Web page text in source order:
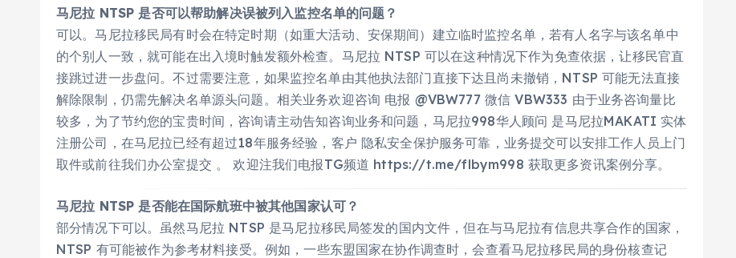
马尼拉 NTSP 是否可以帮助解决误被列入监控名单的问题？
可以。马尼拉移民局有时会在特定时期（如重大活动、安保期间）建立临时监控名单，若有人名字与该名单中
的个别人一致，就可能在出入境时触发额外检查。马尼拉 NTSP 可以在这种情况下作为免查依据，让移民官直
接跳过进一步盘问。不过需要注意，如果监控名单由其他执法部门直接下达且尚未撤销，NTSP 可能无法直接
解除限制，仍需先解决名单源头问题。相关业务欢迎咨询 电报 @VBW777 微信 VBW333 由于业务咨询量比
较多，为了节约您的宝贵时间，咨询请主动告知咨询业务和问题，马尼拉998华人顾问 是马尼拉MAKATI 实体
注册公司，在马尼拉已经有超过18年服务经验，客户 隐私安全保护服务可靠，业务提交可以安排工作人员上门
取件或前往我们办公室提交 。 欢迎注我们电报TG频道 https://t.me/flbym998 获取更多资讯案例分享。
马尼拉 NTSP 是否能在国际航班中被其他国家认可？
部分情况下可以。虽然马尼拉 NTSP 是马尼拉移民局签发的国内文件，但在与马尼拉有信息共享合作的国家，
NTSP 有可能被作为参考材料接受。例如，一些东盟国家在协作调查时，会查看马尼拉移民局的身份核查记